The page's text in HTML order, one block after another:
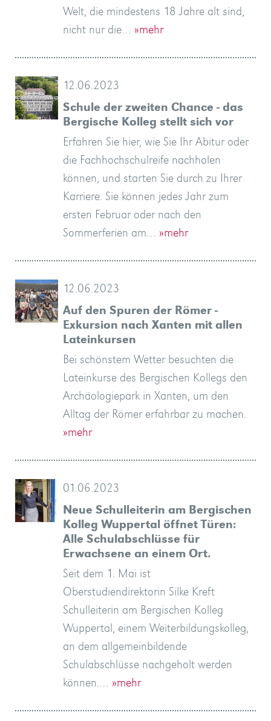
Welt, die mindestens 18 Jahre alt sind,
nicht nur die… »mehr
12.06.2023
Schule der zweiten Chance - das
Bergische Kolleg stellt sich vor
Erfahren Sie hier, wie Sie Ihr Abitur oder
die Fachhochschulreife nachholen
können, und starten Sie durch zu Ihrer
Karriere. Sie können jedes Jahr zum
ersten Februar oder nach den
Sommerferien am… »mehr
12.06.2023
Auf den Spuren der Römer -
Exkursion nach Xanten mit allen
Lateinkursen
Bei schönstem Wetter besuchten die
Lateinkurse des Bergischen Kollegs den
Archäologiepark in Xanten, um den
Alltag der Römer erfahrbar zu machen.
»mehr
01.06.2023
Neue Schulleiterin am Bergischen
Kolleg Wuppertal öffnet Türen:
Alle Schulabschlüsse für
Erwachsene an einem Ort.
Seit dem 1. Mai ist
Oberstudiendirektorin Silke Kreft
Schulleiterin am Bergischen Kolleg
Wuppertal, einem Weiterbildungskolleg,
an dem allgemeinbildende
Schulabschlüsse nachgeholt werden
können.… »mehr